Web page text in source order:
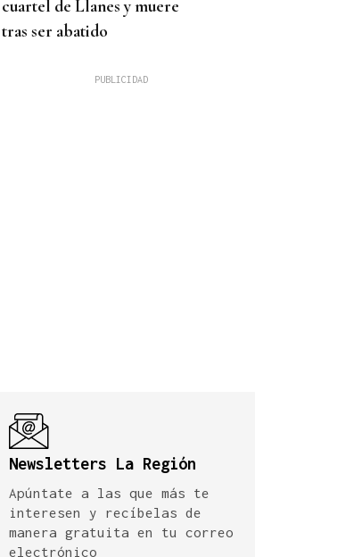
cuartel de Llanes y muere
tras ser abatido
Newsletters La Región
Apúntate a las que más te
interesen y recíbelas de
manera gratuita en tu correo
electrónico